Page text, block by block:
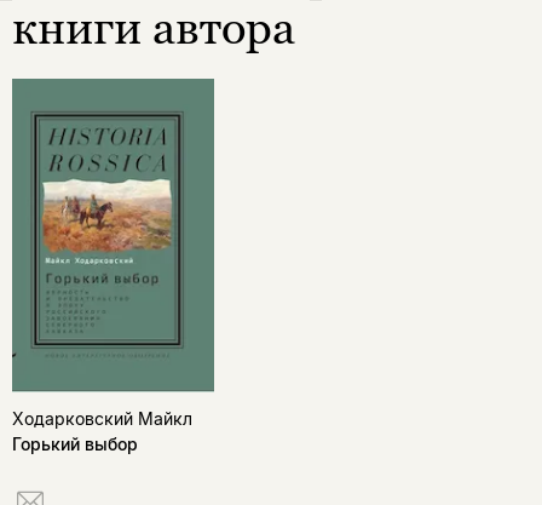
книги автора
Ходарковский Майкл
Горький выбор